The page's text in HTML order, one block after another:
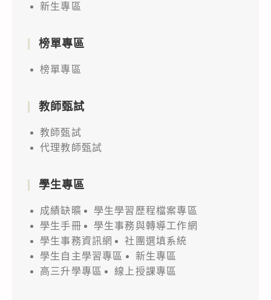
新生專區
榜單專區
榜單專區
教師甄試
教師甄試
代理教師甄試
學生專區
成績缺曠
學生學習歷程檔案專區
學生手冊
學生事務與轉導工作網
學生事務資訊網
社團選填系統
學生自主學習專區
新生專區
高三升學專區
線上授課專區